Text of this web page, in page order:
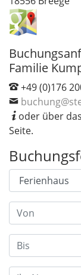
Familie
+49 (0)176
oder über
Seite.